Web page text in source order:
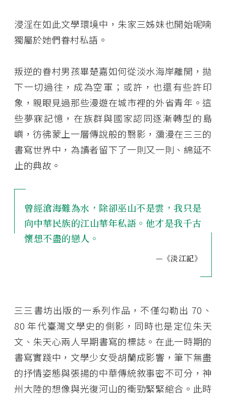
浸淫在如此文學環境中，朱家三姊妹也開始呢喃
獨屬於她們眷村私語。
叛逆的眷村男孩畢楚嘉如何從淡水海岸離開，拋
下一切過往，成為空軍；或許，也還有些許印
象，親眼見過那些漫遊在城市裡的外省青年。這
些夢寐記憶，在族群與國家認同逐漸轉型的島
嶼，彷彿蒙上一層傳說般的翳影，瀰漫在三三的
書寫世界中，為讀者留下了一則又一則、綿延不
止的典故。
曾經滄海難為水，除卻巫山不是雲，我只是
向中華民族的江山華年私語。他才是我千古
懷想不盡的戀人。
—《淡江記》
三三書坊出版的一系列作品，不僅勾勒出 70、
80 年代臺灣文學史的側影，同時也是定位朱天
文、朱天心兩人早期書寫的標誌。在此一時期的
書寫實踐中，文學少女受胡蘭成影響，筆下無盡
的抒情姿態與張揚的中華傳統敘事密不可分，神
州大陸的想像與光復河山的衝勁緊緊綰合。此時